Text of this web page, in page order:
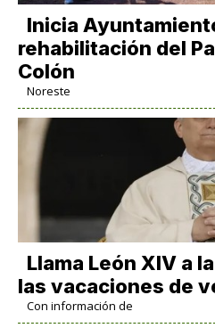
Inicia
rehabilitación del
Colón
Noreste
Llama León XIV a
las vacaciones de
Con información de